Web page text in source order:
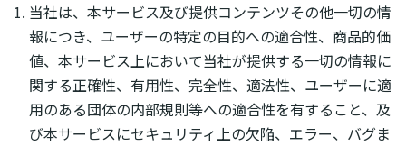
当社は、本サービス及び提供コンテンツその他一切の情
報につき、ユーザーの特定の目的への適合性、商品的価
値、本サービス上において当社が提供する一切の情報に
関する正確性、有用性、完全性、適法性、ユーザーに適
用のある団体の内部規則等への適合性を有すること、及
び本サービスにセキュリティ上の欠陥、エラー、バグま